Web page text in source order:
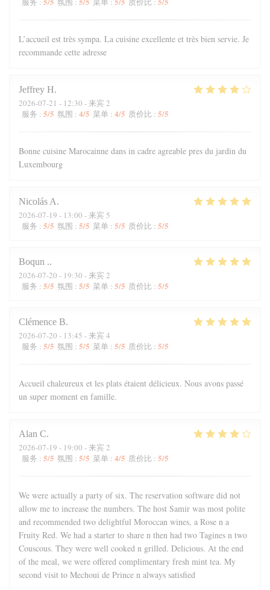
L’accueil est très sympa. La cuisine excellente et très bien servie. Je
recommande cette adresse
Jeffrey H
2026-07-21 - 12:30 - 来宾 2
服务 : 5/5 氛围 : 4/5 菜单 : 4/5 质价比 : 5/5
Bonne cuisine Marocainne dans in cadre agreable pres du jardin du
Luxembourg
Nicolás A
2026-07-19 - 13:00 - 来宾 5
服务 : 5/5 氛围 : 5/5 菜单 : 5/5 质价比 : 5/5
Boqun .
2026-07-20 - 19:30 - 来宾 2
服务 : 5/5 氛围 : 5/5 菜单 : 5/5 质价比 : 5/5
Clémence B
2026-07-20 - 13:45 - 来宾 4
服务 : 5/5 氛围 : 5/5 菜单 : 5/5 质价比 : 5/5
Accueil chaleureux et les plats étaient délicieux. Nous avons passé
un super moment en famille.
Alan C
2026-07-19 - 19:00 - 来宾 2
服务 : 5/5 氛围 : 5/5 菜单 : 4/5 质价比 : 5/5
We were actually a party of six. The reservation software did not
allow me to increase the numbers. The host Samir was most polite
and recommended two delightful Moroccan wines, a Rose n a
Fruity Red. We had a starter to share n then had two Tagines n two
Couscous. They were well cooked n grilled. Delicious. At the end
of the meal, we were offered complimentary fresh mint tea. My
second visit to Mechoui de Prince n always satisfied